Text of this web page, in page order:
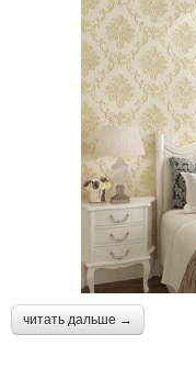
читать дальше →